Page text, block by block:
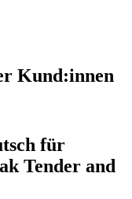
Kund:innen
für
Tender and